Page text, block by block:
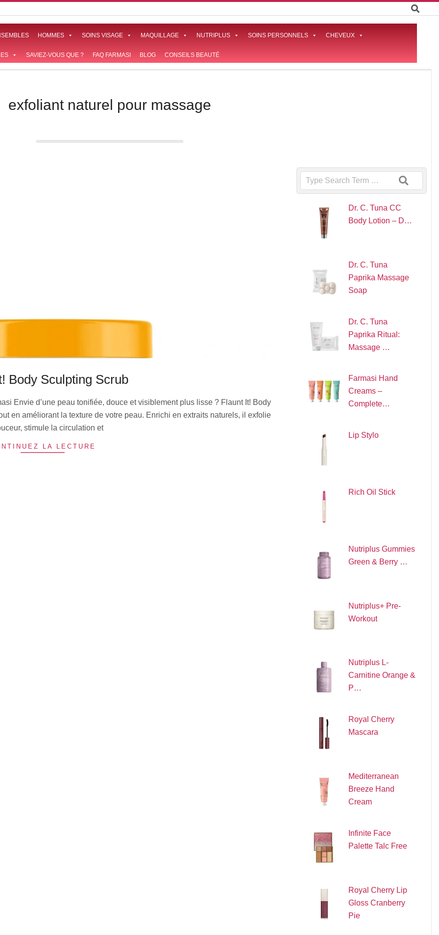
HOMMES SOINS VISAGE MAQUILLAGE NUTRIPLUS SOINS PERSONNELS CHEVEUX
SAVIEZ-VOUS QUE ? FAQ FARMASI BLOG CONSEILS BEAUTÉ
exfoliant naturel pour massage
Body Sculpting Scrub
Envie d’une peau tonifiée, douce et visiblement plus lisse ? Flaunt It! Body
en améliorant la texture de votre peau. Enrichi en extraits naturels, il exfolie
stimule la circulation et
LA LECTURE
Search
Dr. C. Tuna CC
Body Lotion – D…
Dr. C. Tuna
Paprika Massage
Soap
Dr. C. Tuna
Paprika Ritual:
Massage …
Farmasi Hand
Creams –
Complete…
Lip Stylo
Rich Oil Stick
Nutriplus Gummies
Green & Berry …
Nutriplus+ Pre-
Workout
Nutriplus L-
Carnitine Orange &
P…
Royal Cherry
Mascara
Mediterranean
Breeze Hand
Cream
Infinite Face
Palette Talc Free
Royal Cherry Lip
Gloss Cranberry
Pie